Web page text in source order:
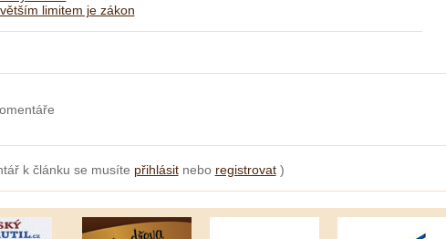
limitem je zákon
k článku se musíte přihlásitnebo registrovat)